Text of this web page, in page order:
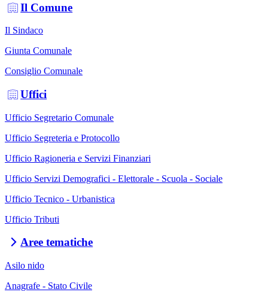
Il Comune
Il Sindaco
Giunta Comunale
Consiglio Comunale
Uffici
Ufficio Segretario Comunale
Ufficio Segreteria e Protocollo
Ufficio Ragioneria e Servizi Finanziari
Ufficio Servizi Demografici - Elettorale - Scuola - Sociale
Ufficio Tecnico - Urbanistica
Ufficio Tributi
Aree tematiche
Asilo nido
Anagrafe - Stato Civile